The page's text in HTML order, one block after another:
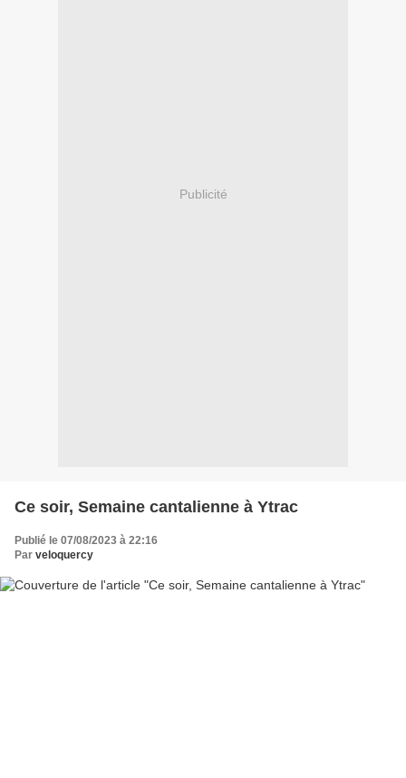
Publicité
Ce soir, Semaine cantalienne à Ytrac
Publié le 07/08/2023 à 22:16
Par veloquercy